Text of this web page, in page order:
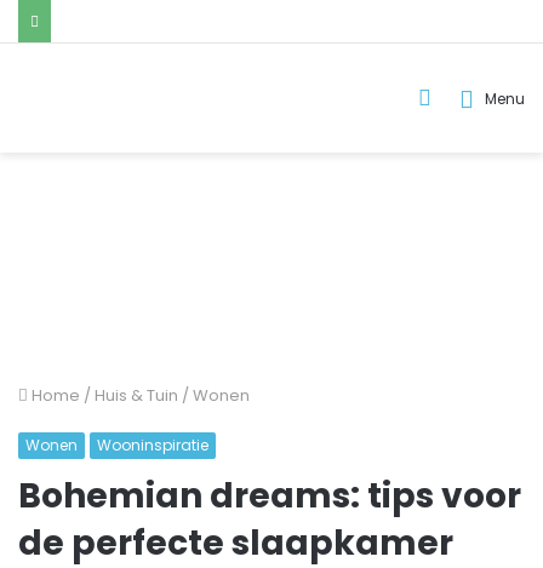
Menu
Zoek
Home / Huis & Tuin /Wonen
Wonen Wooninspiratie
Bohemian dreams: tips voor
de perfecte slaapkamer